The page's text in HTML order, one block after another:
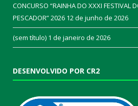
CONCURSO “RAINHA DO XXXI FESTIVAL
PESCADOR” 2026 12 de junho de 2026
(sem título) 1 de janeiro de 2026
DESENVOLVIDO POR CR2